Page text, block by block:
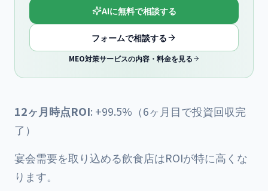
AIに無料で相談する
フォームで相談する
MEO対策サービスの内容・料金を見る
12ヶ月時点ROI: +99.5%（6ヶ月目で投資回収完
了）
宴会需要を取り込める飲食店はROIが特に高くな
ります。